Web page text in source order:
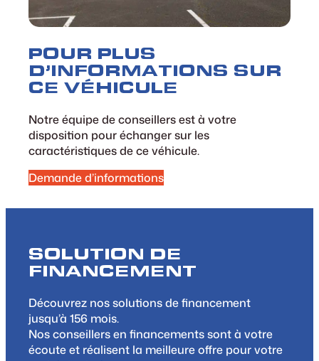
POUR PLUS
D’INFORMATIONS SUR
CE VÉHICULE
Notre équipe de conseillers est à votre
disposition pour échanger sur les
caractéristiques de ce véhicule.
Demande d’informations
SOLUTION DE
FINANCEMENT
Découvrez nos solutions de financement
jusqu’à 156 mois.
Nos conseillers en financements sont à votre
écoute et réalisent la meilleure offre pour votre